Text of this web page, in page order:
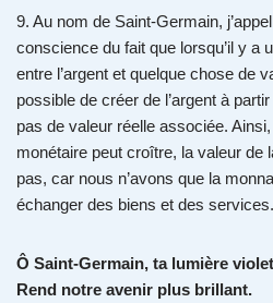
9. Au nom de Saint-Germain,
conscience du fait que lorsqu’il y a
entre l’argent et quelque chose de
possible de créer de l’argent à partir
pas de valeur réelle associée.
monétaire peut croître, la valeur de
pas, car nous n’avons que la
échanger des biens et des services.
Ô Saint-Germain, ta lumière
Rend notre avenir plus brillant.